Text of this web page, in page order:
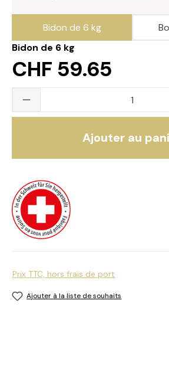
Bidon de 6 kg
CHF 59.65
Bidon de 6 kg
Quantité du produit :
Ajouter au
Prix TTC, hors frais de port
Ajouter à la liste de souhaits